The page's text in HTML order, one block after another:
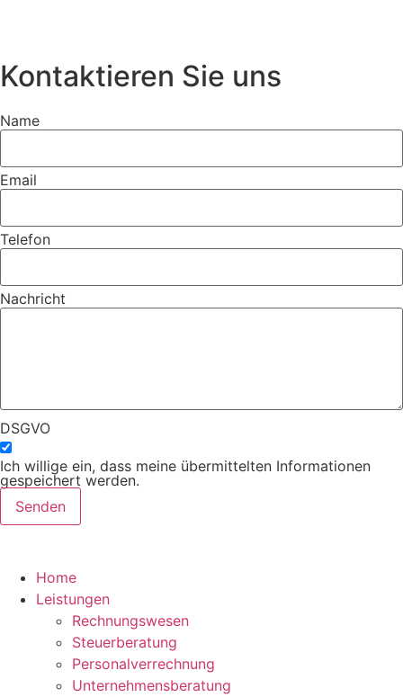
Kontaktieren Sie uns
Name
Email
Telefon
Nachricht
DSGVO
Ich willige ein, dass meine übermittelten Informationen
gespeichert werden.
Senden
Home
Leistungen
Rechnungswesen
Steuerberatung
Personalverrechnung
Unternehmensberatung